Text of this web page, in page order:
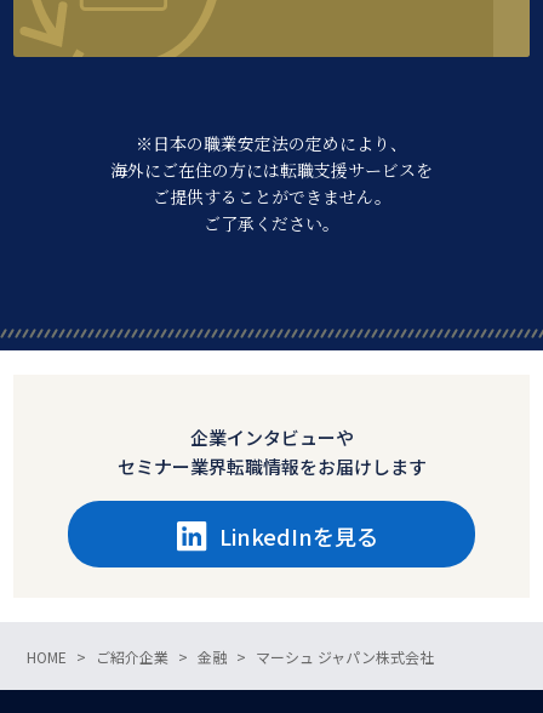
※日本の職業安定法の定めにより、
海外にご在住の方には転職支援サービスを
ご提供することができません。
ご了承ください。
企業インタビューや
セミナー業界転職情報をお届けします
LinkedInを見る
HOME ご紹介企業 金融 マーシュ ジャパン株式会社